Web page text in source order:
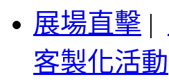
展場直擊 |
客製化活動